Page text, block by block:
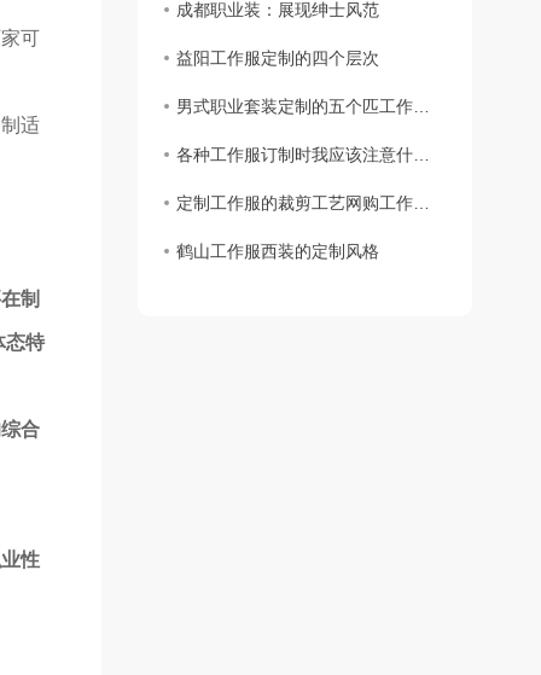
可
适
制
态特
合
性
成都职业装：展现绅士风范
益阳工作服定制的四个层次
男式职业套装定制的五个匹工作服裙底配点
各种工作服订制时我应该注意什么？
定制工作服的裁剪工艺网购工作服要求
鹤山工作服西装的定制风格